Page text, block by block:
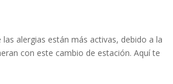
alergias están más activas, debido a la
con este cambio de estación. Aquí te